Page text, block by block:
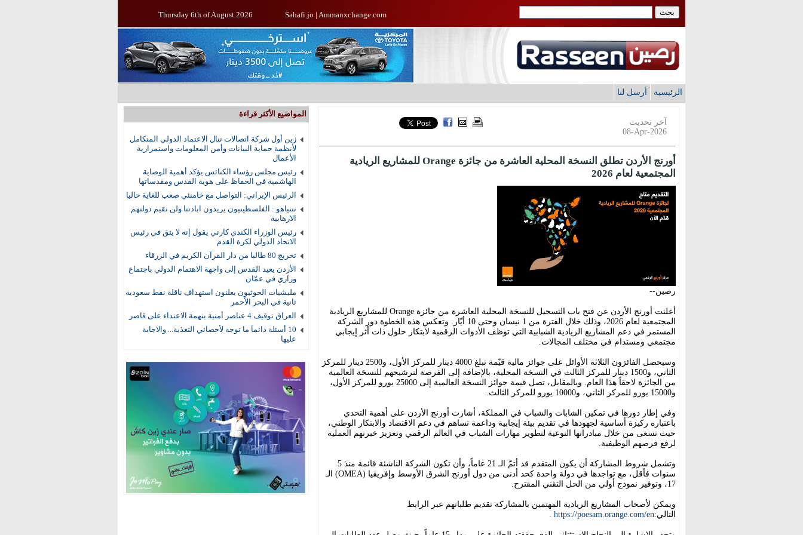
Thursday 6th of August 2026 Sahafi.jo | Ammanxchange.com
الرئيسية أرسل لنا
المواضيع الأكثر قراءة
زين أول شركة اتصالات تنال الاعتماد الدولي المتكامل
لأنظمة حماية البيانات وأمن المعلومات واستمرارية
الأعمال
رئيس مجلس رؤساء الكنائس يؤكد أهمية الوصاية
الهاشمية في الحفاظ على هوية القدس ومقدساتها
الرئيس الإيراني: التواصل مع خامنئي صعب للغاية حاليا
نتنياهو : الفلسطينيون يريدون ابادتنا ولن نقيم دولتهم
الارهابية
رئيس الوزراء الكندي كارني يقول إنه لا يثق في رئيس
الاتحاد الدولي لكرة القدم
تخريج 80 طالبا من دار القرآن الكريم في الزرقاء
الأردن يعيد القدس إلى واجهة الاهتمام الدولي باجتماع
وزاري في عمّان
مليشيات الحوثيون يعلنون استهداف ناقلة نفط سعودية
ثانية في البحر الأحمر
العراق توقيف 4 عناصر أمنية بتهمة الاعتداء على قاصر
10 أسئلة دائماً ما توجه لأخصائي التغذية... والاجابة
عليها
آخر تحديث
08-Apr-2026
أورنج الأردن تطلق النسخة المحلية العاشرة من جائزة Orange للمشاريع الريادية
المجتمعية لعام 2026
رصين--
أعلنت أورنج الأردن عن فتح باب التسجيل للنسخة المحلية العاشرة من جائزة Orange للمشاريع الريادية
المجتمعية لعام 2026، وذلك خلال الفترة من 1 نيسان وحتى 10 أيّار. وتعكس هذه الخطوة دور الشركة
المستمر في دعم المشاريع الريادية الشبابية التي توظف الأدوات الرقمية لابتكار حلول ذات أثر إيجابي
مجتمعي ومستدام في مختلف المجالات.
وسيحصل الفائزون الثلاثة الأوائل على جوائز مالية قيّمة تبلغ 4000 دينار للمركز الأول، و2500 دينار للمركز
الثاني، و1500 دينار للمركز الثالث في النسخة المحلية، بالإضافة إلى الفرصة لترشيحهم للنسخة العالمية
من الجائزة لاحقاً هذا العام. وبالمقابل، تصل قيمة جوائز النسخة العالمية إلى 25000 يورو للمركز الأول،
و15000 يورو للمركز الثاني، و10000 يورو للمركز الثالث.
وفي إطار دورها في تمكين الشابات والشباب في المملكة، أشارت أورنج الأردن على أهمية التحدي
باعتباره ركيزة أساسية لجهودها في تقديم بيئة إيجابية وداعمة تساهم في دعم الاقتصاد والابتكار الوطني،
حيث تسعى من خلال مبادراتها النوعية لتطوير مهارات الشباب في العالم الرقمي وتعزيز خبرتهم العملية
لرفع فرصهم الوظيفية.
وتشمل شروط المشاركة أن يكون المتقدم قد أتمّ الـ 21 عاماً، وأن تكون الشركة الناشئة قائمة منذ 5
سنوات فأقل، مع تواجدها في دولة واحدة كحد أدنى من دول أورنج الشرق الأوسط وإفريقيا (OMEA) الـ
17، وتوفير نموذج أولي من الحل التقني المقترح.
ويمكن لأصحاب المشاريع الريادية المهتمين بالمشاركة تقديم طلباتهم عبر الرابط
التالي:https://poesam.orange.com/en